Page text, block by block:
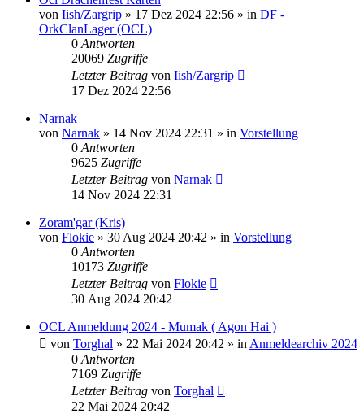
von Iish/Zargrip » 17 Dez 2024 22:56 » in DF -
OrkClanLager (OCL)
0 Antworten
20069 Zugriffe
Letzter Beitrag von Iish/Zargrip
17 Dez 2024 22:56
Narnak
von Narnak » 14 Nov 2024 22:31 » in Vorstellung
0 Antworten
9625 Zugriffe
Letzter Beitrag von Narnak
14 Nov 2024 22:31
Zoram'gar (Kris)
von Flokie » 30 Aug 2024 20:42 » in Vorstellung
0 Antworten
10173 Zugriffe
Letzter Beitrag von Flokie
30 Aug 2024 20:42
OCL Anmeldung 2024 - Mumak ( Agon Hai )
von Torghal » 22 Mai 2024 20:42 » in Anmeldearchiv 2024
0 Antworten
7169 Zugriffe
Letzter Beitrag von Torghal
22 Mai 2024 20:42